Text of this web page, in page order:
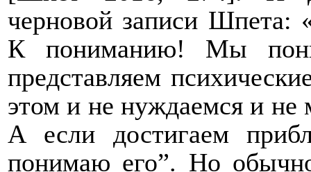
черновой записи Шпета:
К пониманию! Мы
представляем
этом и не нуждаемся и не
А если достигаем
понимаю его”. Но